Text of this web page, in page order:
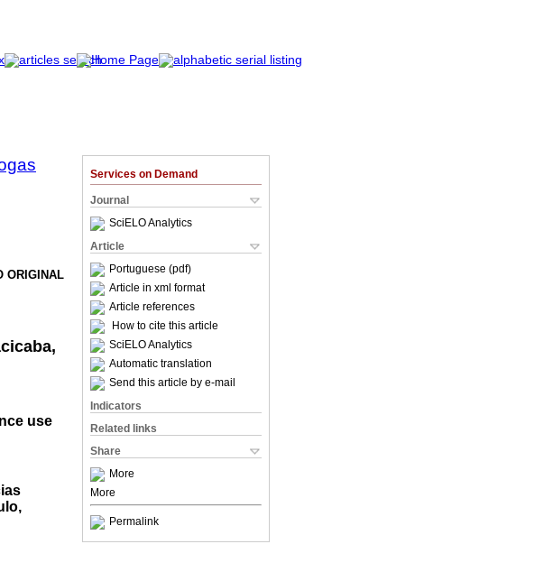
Services on Demand
Journal
SciELO Analytics
Article
Portuguese (pdf)
Article in xml format
Article references
How to cite this article
SciELO Analytics
Automatic translation
Send this article by e-mail
Indicators
Related links
Share
More
More
Permalink
ORIGINAL
use